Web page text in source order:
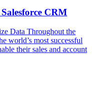
CRM
Data Throughout the
world’s most successful
their sales and account